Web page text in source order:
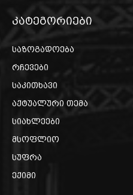
კატეგორიები
საზოგადოება
რჩევები
საკითხავი
აქტუალური თემა
სიახლეები
მსოფლიო
სუფრა
ექიმი